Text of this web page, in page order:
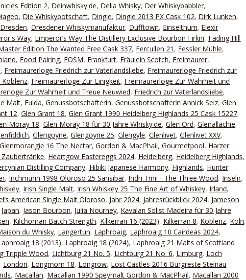
Edition 2, Deinwhisky.de, Delia Whisky, Der Whiskybabbler,
, Die Whiskybotschaft, Dingle, Dingle 2013 PX Cask 102, Dirk Lunken,
Dresden, Dresdener Whiskymanufaktur, Dufftown, Einselthum, Elexir
Way, Emperor’s Way The Distillery Exclusive Bourbon Firkin, Fading Hill
Edition The Wanted Free Cask 337, Fercullen 21 , Fessler Mühle,
, Food Pairing, FOSM, Frankfurt, Fräulein Scotch, Freimaurer,
, Freimaurerloge Friedrich zur Vaterlandsliebe, Freimaurerloge Friedrich zur
Koblenz, Freimaurerloge Zur Einigkeit, Freimaurerloge Zur Wahrheit und
Zur Wahrheit und Treue Neuwied, Friedrich zur Vaterlandsliebe,
Malt, Fulda, Genussbotschafterin, Genussbotschafterin Annick Seiz, Glen
12, Glen Grant 18, Glen Grant 1990 Heidelberg Highlands 25 Cask 15227,
Moray 18, Glen Moray 18 für 30 Jahre Whisky.de, Glen Ord, Glenallachie,
, Glengoyne, Glengoyne 25, Glengyle, Glenlivet, Glenlivet XXV,
Glenmorangie 16 The Nectar, Gordon & MacPhail, Gourmetpool, Harzer
, Heartgow Eastereggs 2024, Heidelberg, Heidelberg Highlands,
Distilling Company, Hibiki Japanese Harmony, Highlands, Hunter
, Inchmurin 1998 Oloroso 25 Sansibar, Indri Trini - The Three Wood, Inseln,
, Irish Single Malt, Irish Whiskey 25 The Fine Art of Whiskey, Irland,
American Single Malt Oloroso, Jahr 2024, Jahresrückblick 2024, Jameson
Japan, Jason Bourbon, Julia Nourney, Kavalan Solist Madeira für 30 Jahre
, Kilchoman Batch Strength, Kilkerran 16 (2023), Kilkerran 8, Koblenz, Köln,
du Whisky, Langertun, Laphroaig, Laphroaig 10 Cairdeas 2024,
18 (2013), Laphroaig 18 (2024), Laphroaig 21 Malts of Scottland
Tripple Wood, Lichtburg 21 No. 5, Lichtburg 21 No. 6, Limburg, Loch
, London, Longmorn 18, Longrow, Lost Castles 2016 Burgreste Steinau
, Macallan, Macallan 1990 Speymalt Gordon & MacPhail, Macallan 2000